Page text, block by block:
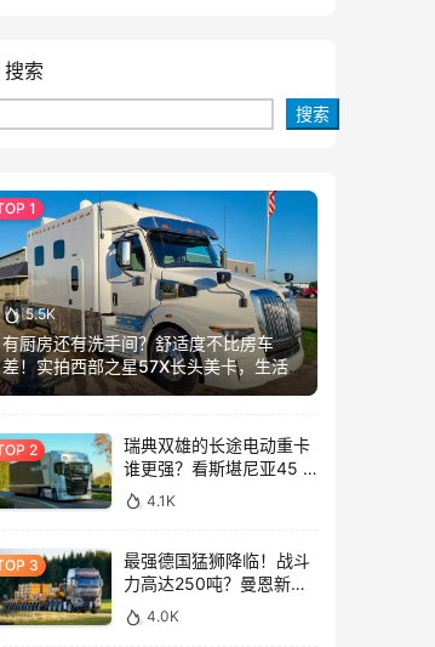
搜索
搜索
5.5K
有厨房还有洗手间？舒适度不比房车
差！实拍西部之星57X长头美卡，生活舱
加长这么多？
瑞典双雄的长途电动重卡
谁更强？看斯堪尼亚45 R
与沃尔沃FH Aero Electric
同台竞技！
4.1K
最强德国猛狮降临！战斗
力高达250吨？曼恩新款
TGX大件牵引车深入解析
4.0K